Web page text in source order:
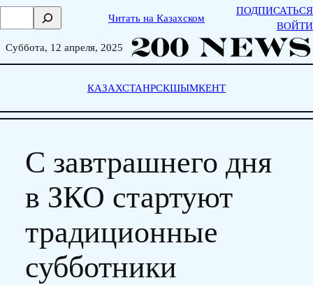
Skip
о
Читать на Казахском
ПОДПИСАТЬСЯ
ВОЙТИ
Суббота, 12 апреля, 2025
КАЗАХСТАНРСКШЫМКЕНТ
С завтрашнего дня
в ЗКО стартуют
традиционные
субботники